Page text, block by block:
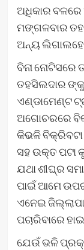
ଅଧିକାର ବଳରେ
ମଙ୍ଗଳବାର
ଅନ୍ୟ
ବିନା ନୋଟିସରେ
ତହସିଲଦାର
ଏଣ୍ଡାମେଣ୍ଟ
ଅଗୋଚରରେ
କିଭଳି ବିକ୍ରିବଟା
ସହ ଉକ୍ତ ପଟା
ଯଥା ଶୀଘ୍ର
ପାଇଁ ଆମେ
ଏନେଇ
ପଚାରିବାରେ
ଯେଉଁ ଭଳି